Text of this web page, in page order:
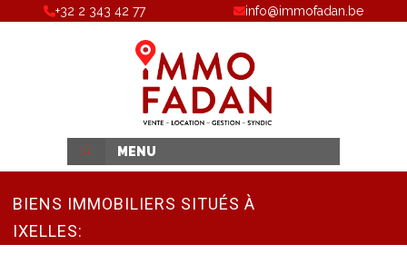
+32 2 343 42 77 info@immofadan.be
MENU
BIENS IMMOBILIERS SITUÉS À
IXELLES: